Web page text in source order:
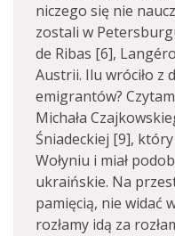
niczego się nie
zostali w
de Ribas [6],
Austrii. Ilu wróciło z
emigrantów?
Michała
Śniadeckiej [9],
Wołyniu i miał
ukraińskie. Na
pamięcią, nie widać
rozłamy idą za